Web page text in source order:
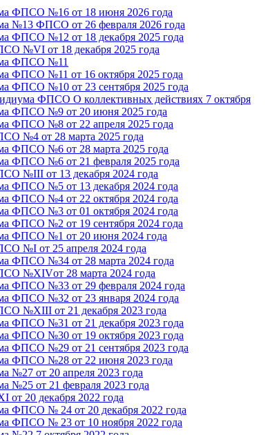
ФПСО №16 от 18 июня 2026 года
№13 ФПСО от 26 февраля 2026 года
ФПСО №12 от 18 декабря 2025 года
№VI от 18 декабря 2025 года
ФПСО №11
ФПСО №11 от 16 октября 2025 года
ФПСО №10 от 23 сентября 2025 года
ФПСО О коллективных действиях 7 октября
ФПСО №9 от 20 июня 2025 года
ФПСО №8 от 22 апреля 2025 года
№4 от 28 марта 2025 года
ФПСО №6 от 28 марта 2025 года
ФПСО №6 от 21 февраля 2025 года
№III от 13 декабря 2024 года
ФПСО №5 от 13 декабря 2024 года
ФПСО №4 от 22 октября 2024 года
ФПСО №3 от 01 октября 2024 года
ФПСО №2 от 19 сентября 2024 года
ФПСО №1 от 20 июня 2024 года
№I от 25 апреля 2024 года
ФПСО №34 от 28 марта 2024 года
№XIVот 28 марта 2024 года
ФПСО №33 от 29 февраля 2024 года
ФПСО №32 от 23 января 2024 года
№XIII от 21 декабря 2023 года
ФПСО №31 от 21 декабря 2023 года
ФПСО №30 от 19 октября 2023 года
ФПСО №29 от 21 сентября 2023 года
ФПСО №28 от 22 июня 2023 года
№27 от 20 апреля 2023 года
№25 от 21 февраля 2023 года
от 20 декабря 2022 года
ФПСО № 24 от 20 декабря 2022 года
ФПСО № 23 от 10 ноября 2022 года